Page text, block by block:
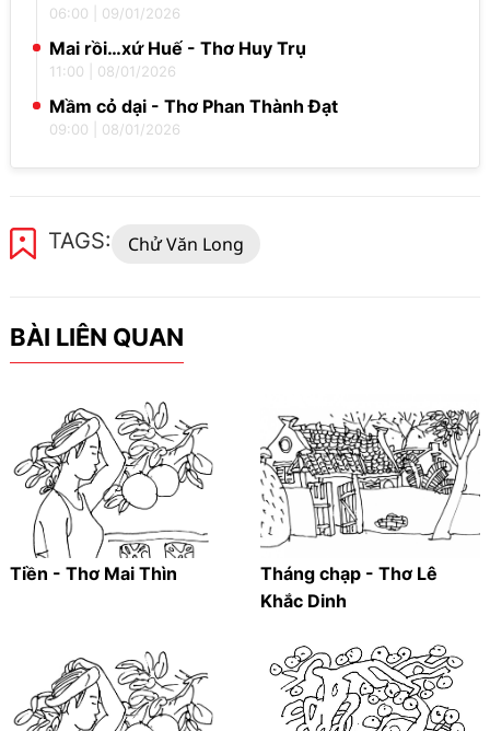
06:00 09/01/2026
Mai rồi…xứ Huế - Thơ Huy Trụ
11:00 08/01/2026
Mầm cỏ dại - Thơ Phan Thành Đạt
09:00 08/01/2026
TAGS: Chử Văn Long
BÀI LIÊN QUAN
Tiền - Thơ Mai Thìn
Tháng chạp - Thơ Lê
Khắc Dinh